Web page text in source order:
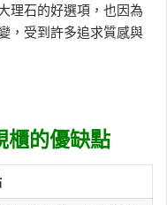
理石的好選項，也因為
，受到許多追求質感與
櫃的優缺點